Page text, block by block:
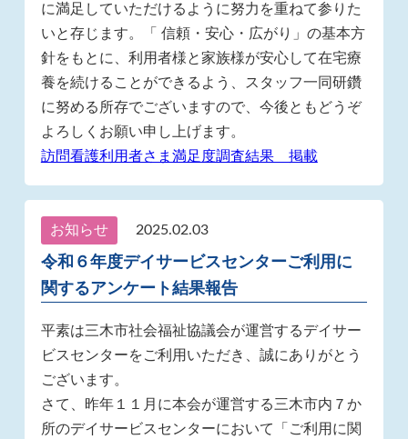
に満足していただけるように努力を重ねて参りた
いと存じます。「 信頼・安心・広がり」の基本方
針をもとに、利用者様と家族様が安心して在宅療
養を続けることができるよう、スタッフ一同研鑽
に努める所存でございますので、今後ともどうぞ
よろしくお願い申し上げます。
訪問看護利用者さま満足度調査結果 掲載
お知らせ 2025.02.03
令和６年度デイサービスセンターご利用に
関するアンケート結果報告
平素は三木市社会福祉協議会が運営するデイサー
ビスセンターをご利用いただき、誠にありがとう
ございます。
さて、昨年１１月に本会が運営する三木市内７か
所のデイサービスセンターにおいて「ご利用に関